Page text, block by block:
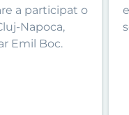
a participat o
Napoca,
Emil Boc.